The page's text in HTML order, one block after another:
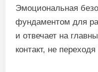
Эмоциональная
фундаментом для
и отвечает на
контакт, не